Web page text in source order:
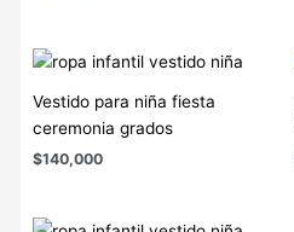
Vestido para niña fiesta
ceremonia grados
$140,000